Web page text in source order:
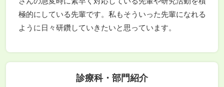
極的にしている先輩です。私もそういった先輩になれる
ように日々研鑽していきたいと思っています。
診療科・部門紹介